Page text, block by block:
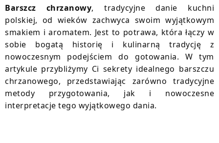
Barszcz chrzanowy, tradycyjne danie kuchni
polskiej, od wieków zachwyca swoim wyjątkowym
smakiem i aromatem. Jest to potrawa, która łączy w
sobie bogatą historię i kulinarną tradycję z
nowoczesnym podejściem do gotowania. W tym
artykule przybliżymy Ci sekrety idealnego barszczu
chrzanowego, przedstawiając zarówno tradycyjne
metody przygotowania, jak i nowoczesne
interpretacje tego wyjątkowego dania.